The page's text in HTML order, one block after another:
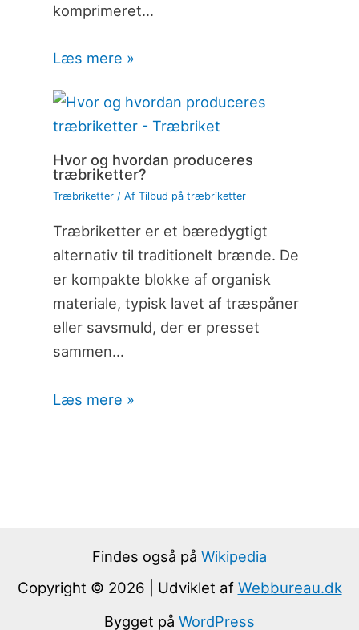
komprimeret…
Læs mere »
Hvor og hvordan produceres
træbriketter?
Træbriketter/ Af Tilbud på træbriketter
Træbriketter er et bæredygtigt
alternativ til traditionelt brænde. De
er kompakte blokke af organisk
materiale, typisk lavet af træspåner
eller savsmuld, der er presset
sammen…
Læs mere »
Findes også på Wikipedia
Copyright © 2026 | Udviklet af Webbureau.dk
Bygget på WordPress